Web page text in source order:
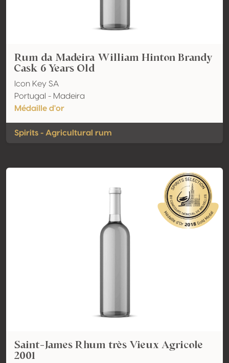
Rum da Madeira William Hinton Brandy
Cask 6 Years Old
Icon Key SA
Portugal - Madeira
Médaille d'or
Spirits - Agricultural rum
Saint-James Rhum très Vieux Agricole
2001